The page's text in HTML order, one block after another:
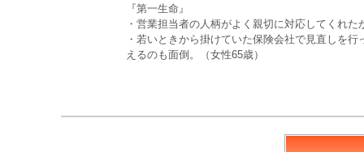
『第一生命』
・営業担当者の人柄がよく親切に対応してくれた
・若いときから掛けていた保険会社で見直しを
えるのも面倒。（女性65歳）